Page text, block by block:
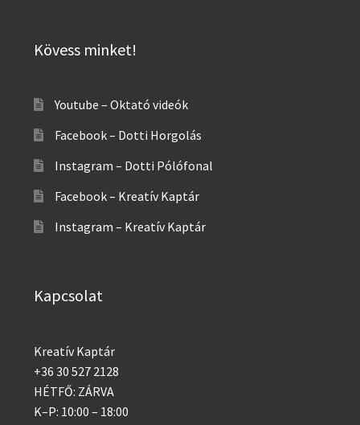
Kövess minket!
Youtube – Oktató videók
Facebook – Dotti Horgolás
Instagram – Dotti Pólófonal
Facebook – Kreatív Kaptár
Instagram – Kreatív Kaptár
Kapcsolat
Kreatív Kaptár
+36 30 527 2128
HÉTFŐ: ZÁRVA
K–P: 10:00 – 18:00